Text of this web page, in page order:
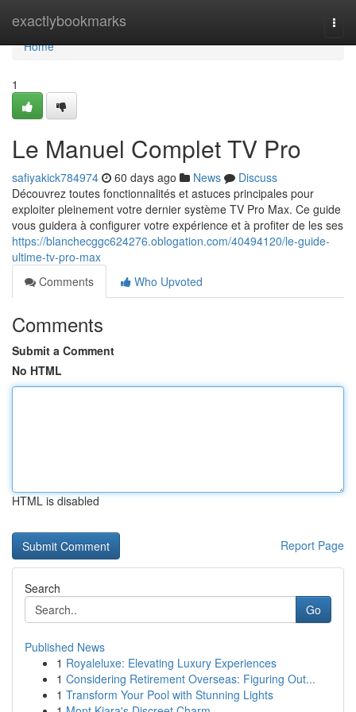
exactlybookmarks
Home
Home
1
Le Manuel Complet TV Pro
safiyakick784974 60 days ago News
Discuss
Découvrez toutes fonctionnalités et astuces principales pour
exploiter pleinement votre dernier système TV Pro Max. Ce guide
vous guidera à configurer votre expérience et à profiter de les ses
https://blanchecggc624276.oblogation.com/40494120/le-guide-
ultime-tv-pro-max
Comments
Who Upvoted
Comments
Submit a Comment
No HTML
HTML is disabled
Report Page
Search
Go
Published News
1 Royaleluxe: Elevating Luxury Experiences
1 Considering Retirement Overseas: Figuring Out...
1 Transform Your Pool with Stunning Lights